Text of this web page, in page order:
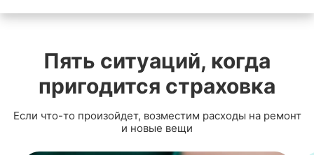
Пять ситуаций, когда
пригодится страховка
Если что-то произойдет, возместим расходы на ремонт
и новые вещи